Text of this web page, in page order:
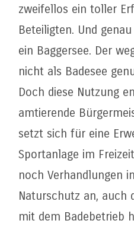
zweifellos ein toller
Beteiligten. Und
ein Baggersee. Der
nicht als Badesee
Doch diese Nutzung
amtierende
setzt sich für eine
Sportanlage im
noch Verhandlungen
Naturschutz an, auch
mit dem Badebetrieb